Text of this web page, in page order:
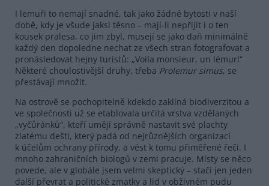
I lemuři to nemají snadné, tak jako žádné bytosti v naší
době, kdy je všude jaksi těsno – mají-li nepřijít i o ten
kousek pralesa, co jim zbyl, musejí se jako daň minimálně
každý den dopoledne nechat ze všech stran fotografovat a
pronásledovat hejny turistů: „Voila monsieur, un lémur!“
Některé choulostivější druhy, třeba Prolemur simus, se
přestávají množit.
Na ostrově se pochopitelně kdekdo zaklíná biodiverzitou a
ve společnosti už se etablovala určitá vrstva vzdělaných
„vyčůránků“, kteří umějí správně nastavit své plachty
zlatému dešti, který padá od nejrůznějších organizací
k účelům ochrany přírody, a vést k tomu přiměřené řeči. I
mnoho zahraničních biologů v zemi pracuje. Místy se něco
povede, ale v globále jsem velmi skeptický – stačí jen jeden
další převrat a politické zmatky a lid v obživném pudu